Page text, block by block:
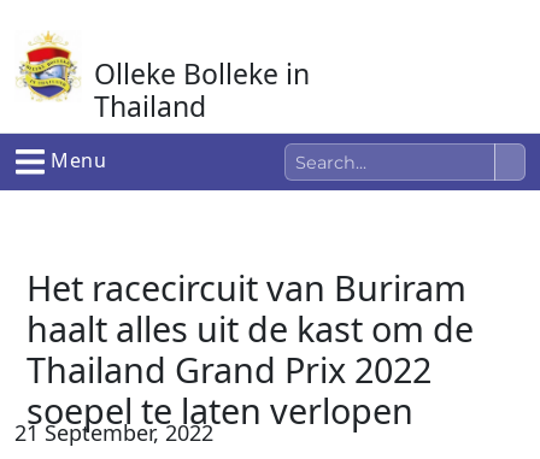
naar
de
inhoud
Olleke Bolleke in
Thailand
In Thailand
Menu
Het racecircuit van Buriram
haalt alles uit de kast om de
Thailand Grand Prix 2022
soepel te laten verlopen
21 September, 2022